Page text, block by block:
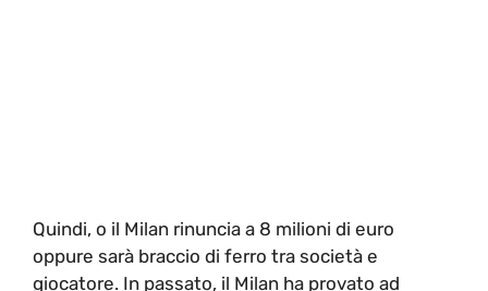
Quindi, o il Milan rinuncia a 8 milioni di euro
oppure sarà braccio di ferro tra società e
giocatore. In passato, il Milan ha provato ad